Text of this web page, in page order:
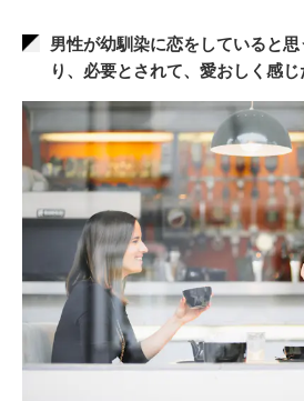
男性が幼馴染に恋をしていると
り、必要とされて、愛おしく感じ